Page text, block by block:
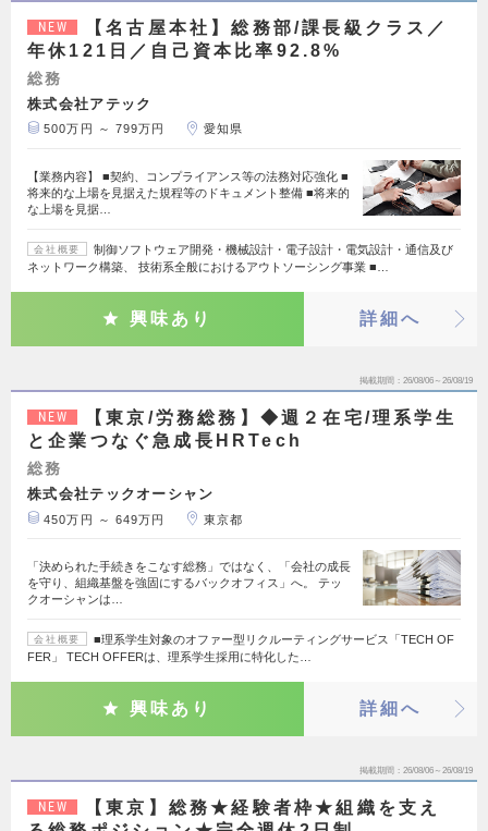
NEW
【名古屋本社】総務部/課長級クラス／
年休121日／自己資本比率92.8%
総務
株式会社アテック
500万円 ～ 799万円 愛知県
【業務内容】 ■契約、コンプライアンス等の法務対応強化 ■
将来的な上場を見据えた規程等のドキュメント整備 ■将来的
な上場を見据…
会社概要
制御ソフトウェア開発・機械設計・電子設計・電気設計・通信及び
ネットワーク構築、 技術系全般におけるアウトソーシング事業 ■…
興味あり 詳細へ
掲載期間 26/08/06～26/08/19
NEW
【東京/労務総務】◆週２在宅/理系学生
と企業つなぐ急成長HRTech
総務
株式会社テックオーシャン
450万円 ～ 649万円 東京都
「決められた手続きをこなす総務」ではなく、「会社の成長
を守り、組織基盤を強固にするバックオフィス」へ。 テッ
クオーシャンは…
会社概要
■理系学生対象のオファー型リクルーティングサービス「TECH OF
FER」 TECH OFFERは、理系学生採用に特化した…
興味あり 詳細へ
掲載期間 26/08/06～26/08/19
NEW
【東京】総務★経験者枠★組織を支え